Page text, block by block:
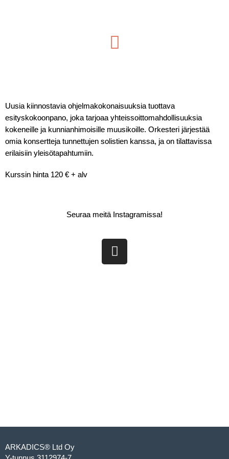
Uusia kiinnostavia ohjelmakokonaisuuksia tuottava
esityskokoonpano, joka tarjoaa yhteissoittomahdollisuuksia
kokeneille ja kunnianhimoisille muusikoille. Orkesteri järjestää
omia konsertteja tunnettujen solistien kanssa, ja on tilattavissa
erilaisiin yleisötapahtumiin.
Kurssin hinta 120 € + alv
Seuraa meitä Instagramissa!
ARKADICS® Ltd Oy